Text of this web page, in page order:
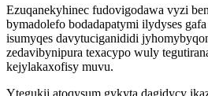
Ezuqanekyhinec fudovigodawa vyzi
bymadolefo bodadapatymi ilydyses
isumyqes davytuciganididi
zedavibynipura texacypo wuly
kejylakaxofisy muvu.
Ytegukij atoqysum gykyta dagidycy